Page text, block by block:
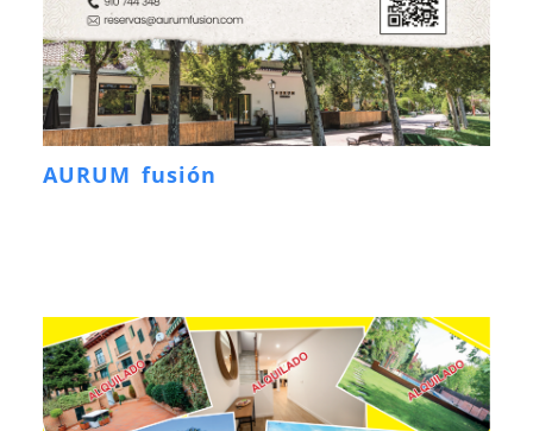
AURUM fusión